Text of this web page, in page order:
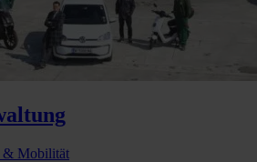
& Mobilität